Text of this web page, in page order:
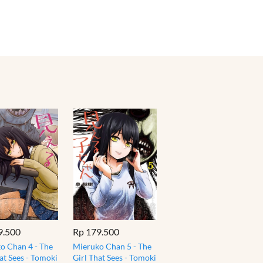
Chan 4 - The
Sees - Tomoki
Rp 179.500
Mieruko Chan 5 - The
Girl That Sees - Tomoki